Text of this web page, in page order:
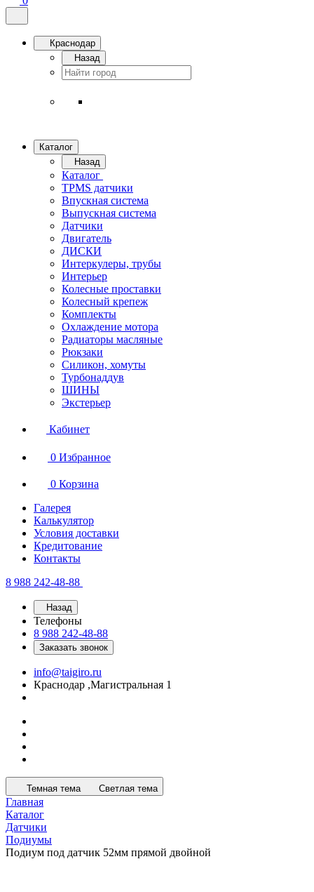
Краснодар
Назад
Каталог
Назад
Каталог
TPMS датчики
Впускная система
Выпускная система
Датчики
Двигатель
ДИСКИ
Интеркулеры, трубы
Интерьер
Колесные проставки
Колесный крепеж
Комплекты
Охлаждение мотора
Радиаторы масляные
Рюкзаки
Силикон, хомуты
Турбонаддув
ШИНЫ
Экстерьер
Кабинет
0 Избранное
0 Корзина
Галерея
Калькулятор
Условия доставки
Кредитование
Контакты
8 988 242-48-88
Назад
Телефоны
8 988 242-48-88
Заказать звонок
info@taigiro.ru
Краснодар ,Магистральная 1
Темная тема Светлая тема
Главная
Каталог
Датчики
Подиумы
Подиум под датчик 52мм прямой двойной